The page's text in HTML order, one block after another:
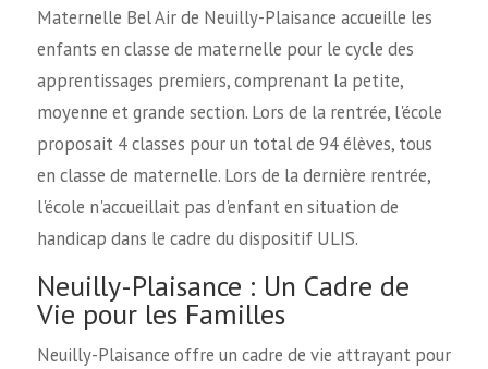
Maternelle Bel Air de Neuilly-Plaisance accueille les
enfants en classe de maternelle pour le cycle des
apprentissages premiers, comprenant la petite,
moyenne et grande section. Lors de la rentrée, l'école
proposait 4 classes pour un total de 94 élèves, tous
en classe de maternelle. Lors de la dernière rentrée,
l'école n'accueillait pas d'enfant en situation de
handicap dans le cadre du dispositif ULIS.
Neuilly-Plaisance : Un Cadre de
Vie pour les Familles
Neuilly-Plaisance offre un cadre de vie attrayant pour